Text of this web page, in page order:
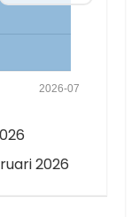
2026-07
2026